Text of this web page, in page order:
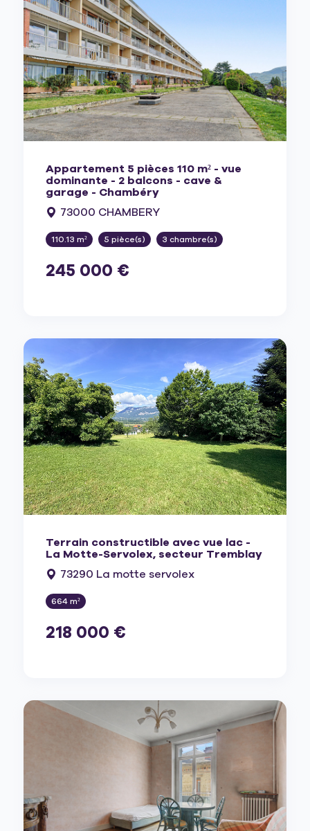
Appartement 5 pièces 110 m² - vue
dominante - 2 balcons - cave &
garage - Chambéry
73000 CHAMBERY
110.13 m² 5 pièce(s) 3 chambre(s)
245 000 €
Terrain constructible avec vue lac -
La Motte-Servolex, secteur Tremblay
73290 La motte servolex
664 m²
218 000 €